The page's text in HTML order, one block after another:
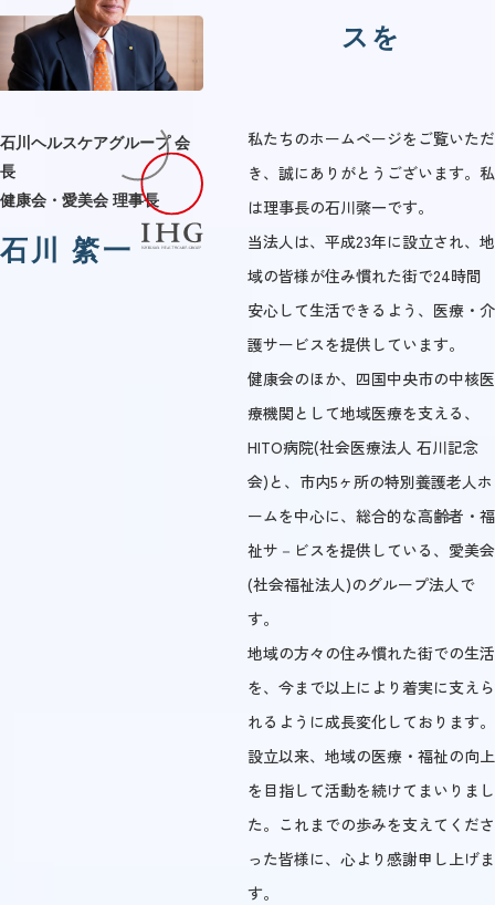
石川ヘルスケアグループ 会
長
健康会・愛美会 理事長
石川 綮一
スを
私たちのホームページをご覧いただ
き、誠にありがとうございます。私
は理事長の石川綮一です。
当法人は、平成23年に設立され、地
域の皆様が住み慣れた街で24時間
安心して生活できるよう、医療・介
護サービスを提供しています。
健康会のほか、四国中央市の中核医
療機関として地域医療を支える、
HITO病院(社会医療法人 石川記念
会)と、市内5ヶ所の特別養護老人ホ
ームを中心に、総合的な高齢者・福
祉サ－ビスを提供している、愛美会
(社会福祉法人)のグループ法人で
す。
地域の方々の住み慣れた街での生活
を、今まで以上により着実に支えら
れるように成長変化しております。
設立以来、地域の医療・福祉の向上
を目指して活動を続けてまいりまし
た。これまでの歩みを支えてくださ
った皆様に、心より感謝申し上げま
す。